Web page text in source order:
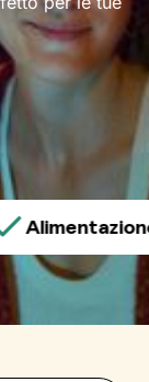
Alimentazione